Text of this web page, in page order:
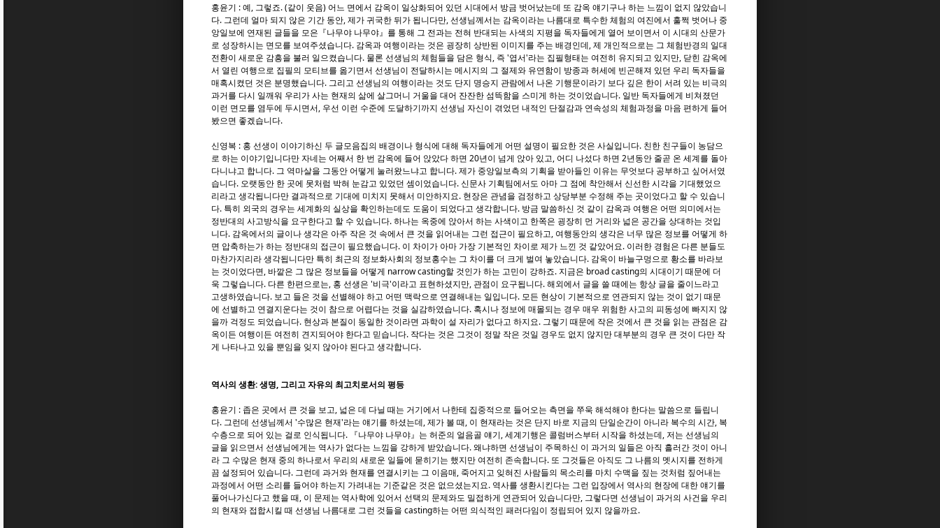
홍윤기 : 예, 그렇죠. (같이 웃음) 어느 면에서 감옥이 일상화되어 있던 시대에서 방금 벗어났는데 또 감옥 얘기구나 하는 느낌이 없지 않았습니
다. 그런데 얼마 되지 않은 기간 동안, 제가 귀국한 뒤가 됩니다만, 선생님께서는 감옥이라는 나름대로 특수한 체험의 여진에서 훌쩍 벗어나 중
앙일보에 연재된 글들을 모은『나무야 나무야』를 통해 그 전과는 전혀 반대되는 사색의 지평을 독자들에게 열어 보이면서 이 시대의 산문가
로 성장하시는 면모를 보여주셨습니다. 감옥과 여행이라는 것은 굉장히 상반된 이미지를 주는 배경인데, 제 개인적으로는 그 체험반경의 일대
전환이 새로운 감흥을 불러 일으켰습니다. 물론 선생님의 체험들을 담은 형식, 즉 '엽서'라는 집필형태는 여전히 유지되고 있지만, 닫힌 감옥에
서 열린 여행으로 집필의 모티브를 옮기면서 선생님이 전달하시는 메시지의 그 절제와 유연함이 방종과 허세에 빈곤해져 있던 우리 독자들을
매혹시켰던 것은 분명했습니다. 그리고 선생님의 여행이라는 것도 단지 명승지 관람에서 나온 기행문이라기 보다 깊은 한이 서려 있는 비극의
과거를 다시 일깨워 우리가 사는 현재의 삶에 살그머니 거울을 대어 잔잔한 섬뜩함을 스미게 하는 것이었습니다. 일반 독자들에게 비쳐졌던
이런 면모를 염두에 두시면서, 우선 이런 수준에 도달하기까지 선생님 자신이 겪었던 내적인 단절감과 연속성의 체험과정을 마음 편하게 들어
봤으면 좋겠습니다.
신영복 : 홍 선생이 이야기하신 두 글모음집의 배경이나 형식에 대해 독자들에게 어떤 설명이 필요한 것은 사실입니다. 친한 친구들이 농담으
로 하는 이야기입니다만 자네는 어째서 한 번 감옥에 들어 앉았다 하면 20년이 넘게 앉아 있고, 어디 나섰다 하면 2년동안 줄곧 온 세계를 돌아
다니냐고 합니다. 그 역마살을 그동안 어떻게 눌러왔느냐고 합니다. 제가 중앙일보측의 기획을 받아들인 이유는 무엇보다 공부하고 싶어서였
습니다. 오랫동안 한 곳에 못처럼 박혀 눈감고 있었던 셈이었습니다. 신문사 기획팀에서도 아마 그 점에 착안해서 신선한 시각을 기대했었으
리라고 생각됩니다만 결과적으로 기대에 미치지 못해서 미안하지요. 현장은 관념을 검정하고 상당부분 수정해 주는 곳이었다고 할 수 있습니
다. 특히 외국의 경우는 세계화의 실상을 확인하는데도 도움이 되었다고 생각합니다. 방금 말씀하신 것 같이 감옥과 여행은 어떤 의미에서는
정반대의 사고방식을 요구한다고 할 수 있습니다. 하나는 옥중에 앉아서 하는 사색이고 한쪽은 굉장히 먼 거리와 넓은 공간을 상대하는 것입
니다. 감옥에서의 글이나 생각은 아주 작은 것 속에서 큰 것을 읽어내는 그런 접근이 필요하고, 여행동안의 생각은 너무 많은 정보를 어떻게 하
면 압축하는가 하는 정반대의 접근이 필요했습니다. 이 차이가 아마 가장 기본적인 차이로 제가 느낀 것 같았어요. 이러한 경험은 다른 분들도
마찬가지리라 생각됩니다만 특히 최근의 정보화사회의 정보홍수는 그 차이를 더 크게 벌여 놓았습니다. 감옥이 바늘구멍으로 황소를 바라보
는 것이었다면, 바깥은 그 많은 정보들을 어떻게 narrow casting할 것인가 하는 고민이 강하죠. 지금은 broad casting의 시대이기 때문에 더
욱 그렇습니다. 다른 한편으로는, 홍 선생은 '비극'이라고 표현하셨지만, 관점이 요구됩니다. 해외에서 글을 쓸 때에는 항상 글을 줄이느라고
고생하였습니다. 보고 들은 것을 선별해야 하고 어떤 맥락으로 연결해내는 일입니다. 모든 현상이 기본적으로 연관되지 않는 것이 없기 때문
에 선별하고 연결지운다는 것이 참으로 어렵다는 것을 실감하였습니다. 혹시나 정보에 매몰되는 경우 매우 위험한 사고의 피동성에 빠지지 않
을까 걱정도 되었습니다. 현상과 본질이 동일한 것이라면 과학이 설 자리가 없다고 하지요. 그렇기 때문에 작은 것에서 큰 것을 읽는 관점은 감
옥이든 여행이든 여전히 견지되어야 한다고 믿습니다. 작다는 것은 그것이 정말 작은 것일 경우도 없지 않지만 대부분의 경우 큰 것이 다만 작
게 나타나고 있을 뿐임을 잊지 않아야 된다고 생각합니다.
역사의 생환: 생명, 그리고 자유의 최고치로서의 평등
홍윤기 : 좁은 곳에서 큰 것을 보고, 넓은 데 다닐 때는 거기에서 나한테 집중적으로 들어오는 측면을 쭈욱 해석해야 한다는 말씀으로 들립니
다. 그런데 선생님께서 '수많은 현재'라는 얘기를 하셨는데, 제가 볼 때, 이 현재라는 것은 단지 바로 지금의 단일순간이 아니라 복수의 시간, 복
수층으로 되어 있는 걸로 인식됩니다. 『나무야 나무야』는 허준의 얼음골 얘기, 세계기행은 콜럼버스부터 시작을 하셨는데, 저는 선생님의
글을 읽으면서 선생님에게는 역사가 없다는 느낌을 강하게 받았습니다. 왜냐하면 선생님이 주목하신 이 과거의 일들은 아직 흘러간 것이 아니
라 그 수많은 현재 중의 하나로서 우리의 새로운 일들에 묻히기는 했지만 여전히 존속합니다. 또 그것들은 아직도 그 나름의 멧시지를 전하게
끔 설정되어 있습니다. 그런데 과거와 현재를 연결시키는 그 이음매, 죽어지고 잊혀진 사람들의 목소리를 마치 수맥을 짚는 것처럼 짚어내는
과정에서 어떤 소리를 들어야 하는지 가려내는 기준같은 것은 없으셨는지요. 역사를 생환시킨다는 그런 입장에서 역사의 현장에 대한 얘기를
풀어나가신다고 했을 때, 이 문제는 역사학에 있어서 선택의 문제와도 밀접하게 연관되어 있습니다만, 그렇다면 선생님이 과거의 사건을 우리
의 현재와 접합시킬 때 선생님 나름대로 그런 것들을 casting하는 어떤 의식적인 패러다임이 정립되어 있지 않을까요.